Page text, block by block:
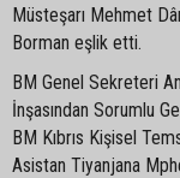
Müsteşarı Mehmet
Borman eşlik etti.
BM Genel Sekreteri
İnşasından Sorumlu
BM Kıbrıs Kişisel
Asistan Tiyanjana